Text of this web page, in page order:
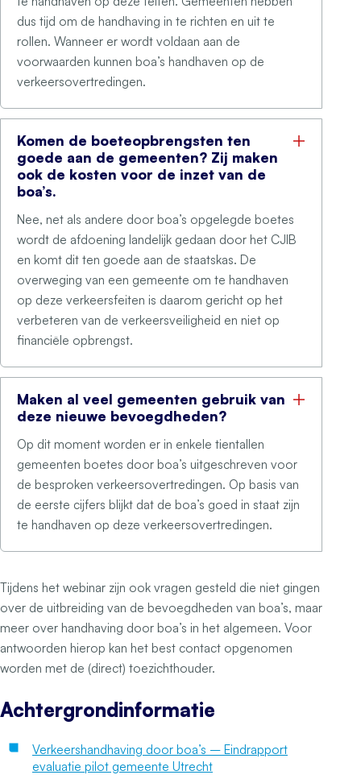
dus tijd om de handhaving in te richten en uit te
rollen. Wanneer er wordt voldaan aan de
voorwaarden kunnen boa’s handhaven op de
verkeersovertredingen.
Komen de boeteopbrengsten ten
goede aan de gemeenten? Zij maken
ook de kosten voor de inzet van de
boa’s.
Nee, net als andere door boa’s opgelegde boetes
wordt de afdoening landelijk gedaan door het CJIB
en komt dit ten goede aan de staatskas. De
overweging van een gemeente om te handhaven
op deze verkeersfeiten is daarom gericht op het
verbeteren van de verkeersveiligheid en niet op
financiële opbrengst.
Maken al veel gemeenten gebruik van
deze nieuwe bevoegdheden?
Op dit moment worden er in enkele tientallen
gemeenten boetes door boa’s uitgeschreven voor
de besproken verkeersovertredingen. Op basis van
de eerste cijfers blijkt dat de boa’s goed in staat zijn
te handhaven op deze verkeersovertredingen.
Tijdens het webinar zijn ook vragen gesteld die niet gingen
over de uitbreiding van de bevoegdheden van boa’s, maar
meer over handhaving door boa’s in het algemeen. Voor
antwoorden hierop kan het best contact opgenomen
worden met de (direct) toezichthouder.
Achtergrondinformatie
Verkeershandhaving door boa’s – Eindrapport
evaluatie pilot gemeente Utrecht